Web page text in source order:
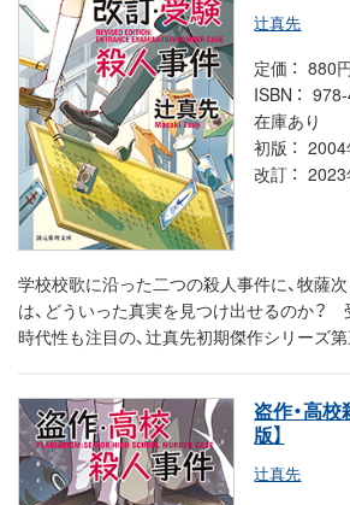
辻真先
定価
880
ISBN
在庫あり
初版
改訂
学校校歌に沿った二つの殺人事件に、牧薩
は、どういった真実を見つけ出せるのか？
時代性も注目の、辻真先初期傑作シリーズ第
盗作・高
版】
辻真先